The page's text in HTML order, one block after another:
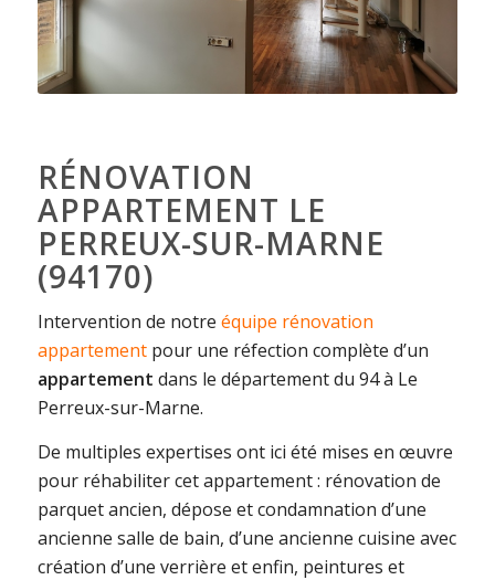
RÉNOVATION
APPARTEMENT LE
PERREUX-SUR-MARNE
(94170)
Intervention de notre équipe rénovation
appartementpour une réfection complète d’un
appartement dans le département du 94 à Le
Perreux-sur-Marne.
De multiples expertises ont ici été mises en œuvre
pour réhabiliter cet appartement : rénovation de
parquet ancien, dépose et condamnation d’une
ancienne salle de bain, d’une ancienne cuisine avec
création d’une verrière et enfin, peintures et